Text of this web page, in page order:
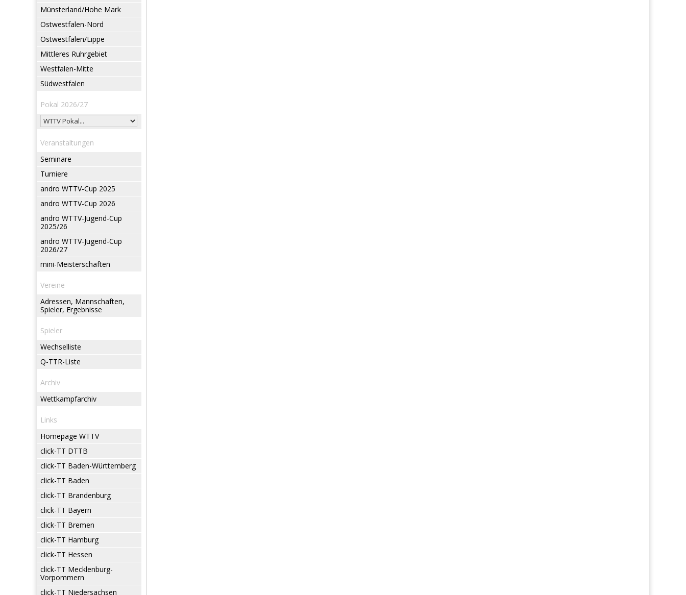
Münsterland/Hohe Mark
Ostwestfalen-Nord
Ostwestfalen/Lippe
Mittleres Ruhrgebiet
Westfalen-Mitte
Südwestfalen
Pokal 2026/27
Veranstaltungen
Seminare
Turniere
andro WTTV-Cup 2025
andro WTTV-Cup 2026
andro WTTV-Jugend-Cup
2025/26
andro WTTV-Jugend-Cup
2026/27
mini-Meisterschaften
Vereine
Adressen, Mannschaften,
Spieler, Ergebnisse
Spieler
Wechselliste
Q-TTR-Liste
Archiv
Wettkampfarchiv
Links
Homepage WTTV
click-TT DTTB
click-TT Baden-Württemberg
click-TT Baden
click-TT Brandenburg
click-TT Bayern
click-TT Bremen
click-TT Hamburg
click-TT Hessen
click-TT Mecklenburg-
Vorpommern
click-TT Niedersachsen